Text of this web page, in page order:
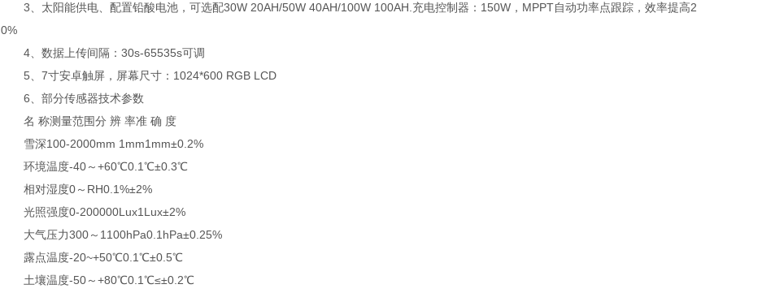
3、太阳能供电、配置铅酸电池，可选配30W 20AH/50W 40AH/100W 100AH.充电控制器：150W，MPPT自动功率点跟踪，效率提高2
0%
4、数据上传间隔：30s-65535s可调
5、7寸安卓触屏，屏幕尺寸：1024*600 RGB LCD
6、部分传感器技术参数
名 称测量范围分 辨 率准 确 度
雪深100-2000mm 1mm1mm±0.2%
环境温度-40～+60℃0.1℃±0.3℃
相对湿度0～RH0.1%±2%
光照强度0-200000Lux1Lux±2%
大气压力300～1100hPa0.1hPa±0.25%
露点温度-20~+50℃0.1℃±0.5℃
土壤温度-50～+80℃0.1℃≤±0.2℃